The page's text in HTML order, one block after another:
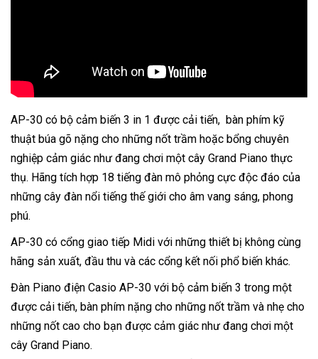
AP-30 có bộ cảm biến 3 in 1 được cải tiến, bàn phím kỹ
thuật búa gõ nặng cho những nốt trầm hoặc bổng chuyên
nghiệp cảm giác như đang chơi một cây Grand Piano thực
thụ. Hãng tích hợp 18 tiếng đàn mô phỏng cực độc đáo của
những cây đàn nổi tiếng thế giới cho âm vang sáng, phong
phú.
AP-30 có cổng giao tiếp Midi với những thiết bị không cùng
hãng sản xuất, đầu thu và các cổng kết nối phổ biến khác.
Đàn Piano điện Casio AP-30 với bộ cảm biến 3 trong một
được cải tiến, bàn phím nặng cho những nốt trầm và nhẹ cho
những nốt cao cho bạn được cảm giác như đang chơi một
cây Grand Piano.